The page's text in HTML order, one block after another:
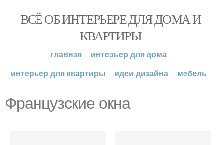
ВСЁ ОБ ИНТЕРЬЕРЕ ДЛЯ ДОМА И
КВАРТИРЫ
главная
интерьер для дома
интерьер для квартиры
идеи дизайна мебель
Французские окна